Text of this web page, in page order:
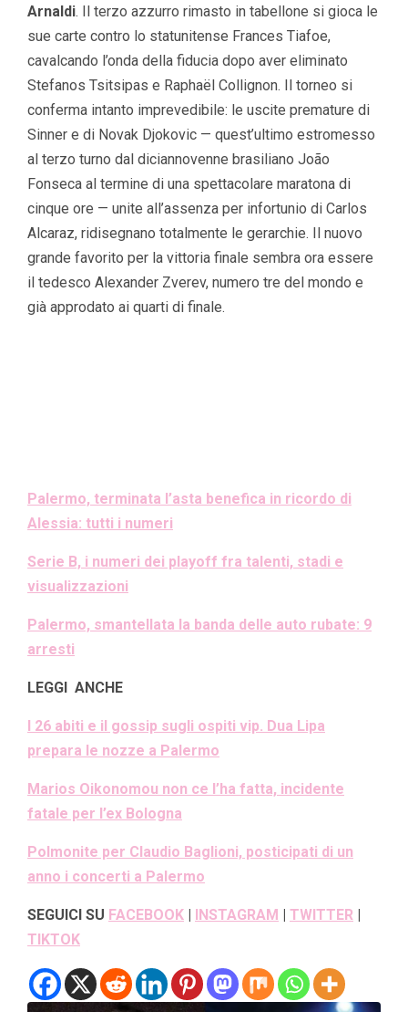
Arnaldi. Il terzo azzurro rimasto in tabellone si gioca le
sue carte contro lo statunitense Frances Tiafoe,
cavalcando l’onda della fiducia dopo aver eliminato
Stefanos Tsitsipas e Raphaël Collignon. Il torneo si
conferma intanto imprevedibile: le uscite premature di
Sinner e di Novak Djokovic — quest’ultimo estromesso
al terzo turno dal diciannovenne brasiliano João
Fonseca al termine di una spettacolare maratona di
cinque ore — unite all’assenza per infortunio di Carlos
Alcaraz, ridisegnano totalmente le gerarchie. Il nuovo
grande favorito per la vittoria finale sembra ora essere
il tedesco Alexander Zverev, numero tre del mondo e
già approdato ai quarti di finale.
Palermo, terminata l’asta benefica in ricordo di
Alessia: tutti i numeri
Serie B, i numeri dei playoff fra talenti, stadi e
visualizzazioni
Palermo, smantellata la banda delle auto rubate: 9
arresti
LEGGI ANCHE
I 26 abiti e il gossip sugli ospiti vip. Dua Lipa
prepara le nozze a Palermo
Marios Oikonomou non ce l’ha fatta, incidente
fatale per l’ex Bologna
Polmonite per Claudio Baglioni, posticipati di un
anno i concerti a Palermo
SEGUICI SU FACEBOOK | INSTAGRAM | TWITTER |
TIKTOK